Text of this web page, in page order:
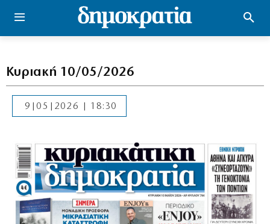
Κυριακή 10/05/2026
9|05|2026 | 18:30